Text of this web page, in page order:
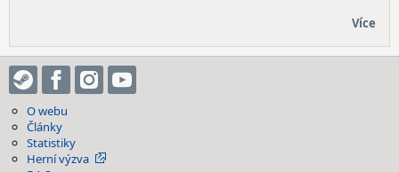
Více
O webu
Články
Statistiky
Herní výzva